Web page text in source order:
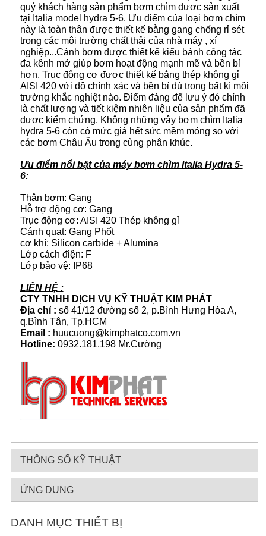
quý khách hàng sản phẩm bơm chìm được sản xuất
tại Italia model hydra 5-6. Ưu điểm của loại bơm chìm
này là toàn thân được thiết kế bằng gang chống rỉ sét
trong các môi trường chất thải của nhà máy , xí
nghiệp...Cánh bơm được thiết kế kiểu bánh công tác
đa kênh mở giúp bơm hoạt động mạnh mẽ và bền bỉ
hơn. Trục động cơ được thiết kế bằng thép không gỉ
AISI 420 với độ chính xác và bền bỉ dù trong bất kì môi
trường khắc nghiệt nào. Điểm đáng để lưu ý đó chính
là chất lượng và tiết kiệm nhiên liệu của sản phẩm đã
được kiểm chứng. Không những vậy bơm chìm Italia
hydra 5-6 còn có mức giá hết sức mềm mỏng so với
các bơm Châu Âu trong cùng phân khúc.
Ưu điểm nổi bật của máy bơm chìm Italia Hydra 5-
6:
Thân bơm: Gang
Hỗ trợ động cơ: Gang
Trục động cơ: AISI 420 Thép không gỉ
Cánh quạt: Gang Phốt
cơ khí: Silicon carbide + Alumina
Lớp cách điện: F
Lớp bảo vệ: IP68
LIÊN HỆ :
CTY TNHH DỊCH VỤ KỸ THUẬT KIM PHÁT
Địa chỉ : số 41/12 đường số 2, p.Bình Hưng Hòa A,
q.Bình Tân, Tp.HCM
Email : huucuong@kimphatco.com.vn
Hotline: 0932.181.198 Mr.Cường
THÔNG SỐ KỸ THUẬT
ỨNG DỤNG
DANH MỤC THIẾT BỊ